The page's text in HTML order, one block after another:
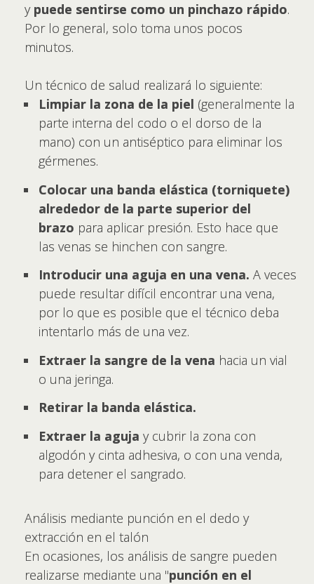
y puede sentirse como un pinchazo rápido.
Por lo general, solo toma unos pocos
minutos.
Un técnico de salud realizará lo siguiente:
Limpiar la zona de la piel (generalmente la
parte interna del codo o el dorso de la
mano) con un antiséptico para eliminar los
gérmenes.
Colocar una banda elástica (torniquete)
alrededor de la parte superior del
brazo para aplicar presión. Esto hace que
las venas se hinchen con sangre.
Introducir una aguja en una vena. A veces
puede resultar difícil encontrar una vena,
por lo que es posible que el técnico deba
intentarlo más de una vez.
Extraer la sangre de la vena hacia un vial
o una jeringa.
Retirar la banda elástica.
Extraer la aguja y cubrir la zona con
algodón y cinta adhesiva, o con una venda,
para detener el sangrado.
Análisis mediante punción en el dedo y
extracción en el talón
En ocasiones, los análisis de sangre pueden
realizarse mediante una "punción en el